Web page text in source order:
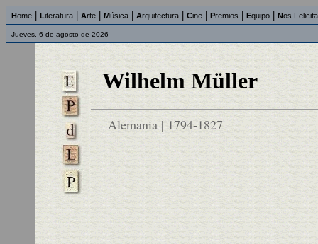
Home Literatura Arte Música Arquitectura Cine Premios Equipo Nos
Jueves, 6 de agosto de 2026
Wilhelm Müller
Alemania | 1794-1827